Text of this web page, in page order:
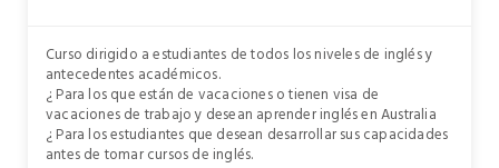
Curso dirigido a estudiantes de todos los niveles de inglés y
antecedentes académicos.
¿ Para los que están de vacaciones o tienen visa de
vacaciones de trabajo y desean aprender inglés en Australia
¿ Para los estudiantes que desean desarrollar sus capacidades
antes de tomar cursos de inglés.